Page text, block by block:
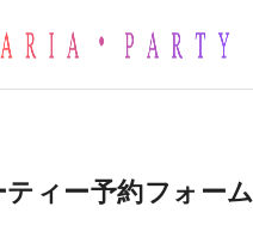
予約フォーム
ティー予約フォーム